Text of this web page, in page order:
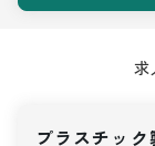
求
プラスチッ